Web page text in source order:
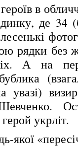
в
де 34
рядки без
А на
увазі)
укрліт.
якої